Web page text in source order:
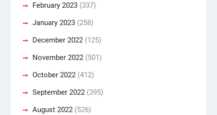
February 2023(337)
January 2023(258)
December 2022(125)
November 2022(501)
October 2022(412)
September 2022(395)
August 2022(526)